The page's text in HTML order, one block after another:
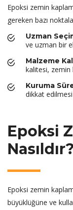
Epoksi zemin
gereken bazı
Uzman
ve uzman bir
Malzeme
kalitesi, zemin
Kuruma
dikkat
Epoksi
Nasıldır?
Epoksi zemin
büyüklüğüne ve